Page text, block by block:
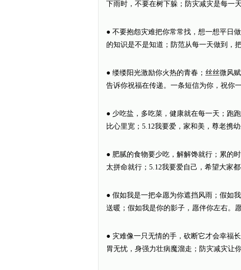
下雨时，不要在树下躲；防灾减灾是每一
● 不要抱怨灾难把你常常找，想一想平日
的知识是不是知道；防范从每一天做到，
● 缕缕阳光激励你火热的青春；丝丝微风
告诉你祝福在传递。一条短信为你，祝你
● 少吃盐，多吃菜，健康就在每一天；跑
比心里宽；5.12我要爱，家和美，尊老携幼
● 肥腻的食物要少吃，解解馋就行；累的
太拼命就行；5.12我要爱自己，希望大家都
● 假如我是一把伞愿为你遮挡风雨；假如
送暖；假如我是你的影子，愿伴你左右。
● 灾难像一只无情的手，砍断它才会幸福
胃无忧，身强力壮病魔溜走；防灾减灾让